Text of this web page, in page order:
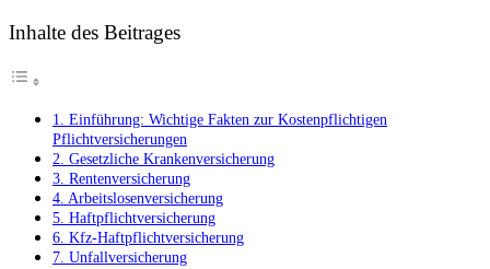
Inhalte des Beitrages
1. Einführung: ⁣Wichtige Fakten zur Kostenpflichtigen
Pflichtversicherungen
2. Gesetzliche‌ Krankenversicherung
3. ‍Rentenversicherung
4. Arbeitslosenversicherung
5. Haftpflichtversicherung
6. Kfz-Haftpflichtversicherung
7. Unfallversicherung